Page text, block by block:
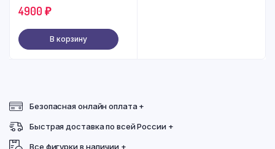
4900 ₽
В корзину
Безопасная онлайн оплата +
Быстрая доставка по всей России +
Все фигурки в наличии +